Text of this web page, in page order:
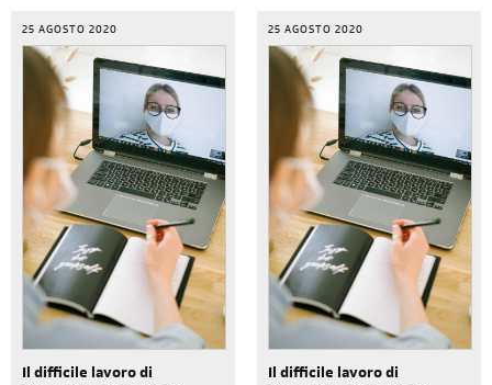
25 AGOSTO 2020
Il difficile lavoro di
25 AGOSTO 2020
Il difficile lavoro di